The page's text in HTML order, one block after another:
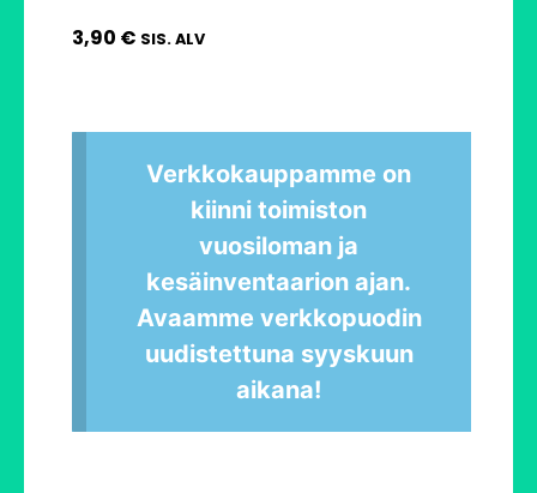
3,90 € SIS. ALV
Verkkokauppamme on
kiinni toimiston
vuosiloman ja
kesäinventaarion ajan.
Avaamme verkkopuodin
uudistettuna syyskuun
aikana!